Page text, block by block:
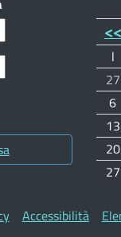
<<
l
27
6
13
20
27
Accessibilità